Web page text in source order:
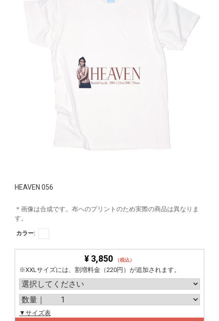
HEAVEN 056
＊画像は合成です。布へのプリントのため実際の商品は異なりま
す。
カラー:
¥ 3,850 （税込）
※XXLサイズには、割増料金（220円）が追加されます。
▼サイズ表